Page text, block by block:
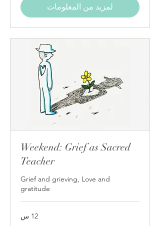
لمزيد من المعلومات
Weekend: Grief as Sacred
Teacher
Grief and grieving, Love and
gratitude
12 س